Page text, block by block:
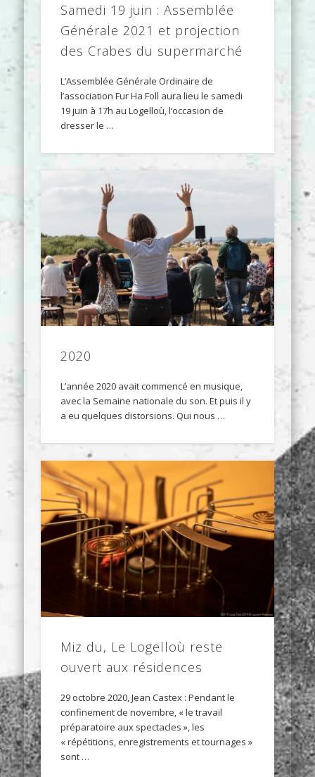
Samedi 19 juin : Assemblée
Générale 2021 et projection
des Crabes du supermarché
L’Assemblée Générale Ordinaire de
l’association Fur Ha Foll aura lieu le samedi
19 juin à 17h au Logelloù, l’occasion de
dresser le …
2020
L’année 2020 avait commencé en musique,
avec la Semaine nationale du son. Et puis il y
a eu quelques distorsions. Qui nous …
Miz du, Le Logelloù reste
ouvert aux résidences
29 octobre 2020, Jean Castex : Pendant le
confinement de novembre, « le travail
préparatoire aux spectacles », les
« répétitions, enregistrements et tournages »
sont …